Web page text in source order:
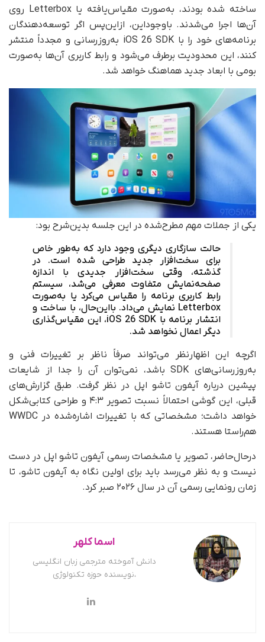
ساخته شده بودند، به‌صورت مقیاس‌یافته یا Letterbox روی
آن‌ها اجرا می‌شدند. باوجوداین، از‌این‌پس اگر توسعه‌دهندگان
برنامه‌های خود را با iOS 26 SDK به‌روزرسانی و مجدداً منتشر
کنند، این محدودیت برطرف می‌شود و رابط کاربری آن‌ها به‌صورت
بومی با ابعاد جدید هماهنگ خواهد شد.
یکی از جملات مهم مطرح‌شده در این جلسه بدین‌شرح بود:
حالت سازگاری دیگری وجود دارد که به‌طور خاص
برای سخت‌افزار جدید طراحی شده است. در
گذشته، وقتی سخت‌افزار جدیدی با اندازه
صفحه‌نمایش متفاوت معرفی می‌شد، سیستم
رابط کاربری برنامه را مقیاس می‌کرد یا به‌صورت
Letterbox نمایش می‌داد. بااین‌حال، با ساخت و
انتشار برنامه با iOS 26 SDK، این مقیاس‌گذاری
دیگر اعمال نخواهد شد.
اگرچه این اظهارنظر می‌تواند صرفاً ناظر بر تغییرات فنی و
به‌روزرسانی‌های SDK باشد، نمی‌توان آن را جدا از شایعات
پیشین درباره آیفون تاشو اپل در نظر گرفت. طبق گزارش‌های
قبلی، این گوشی احتمالاً نسبت تصویر ۴:۳ و طراحی کتابی‌شکل
خواهد داشت؛ مشخصاتی که با تغییرات اشاره‌شده در WWDC
هم‌راستا هستند.
در‌حال‌حاضر، تصویر یا مشخصات رسمی آیفون تاشو اپل در دست
نیست و به نظر می‌رسد باید برای اولین نگاه به آیفون تاشو، تا
زمان رونمایی رسمی آن در سال ۲۰۲۶ صبر کرد.
اسما کلهر
دانش آموخته مترجمی زبان انگلیسی
،نویسنده حوزه تکنولوژی